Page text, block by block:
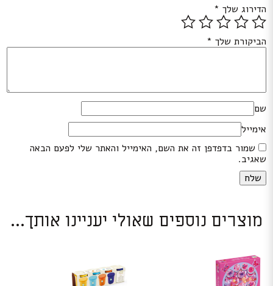
הדירוג שלך *
הביקורת שלך *
שם
אימייל
שמור בדפדפן זה את השם, האימייל והאתר שלי לפעם הבאה
שאגיב.
מוצרים נוספים שאולי יעניינו אותך...